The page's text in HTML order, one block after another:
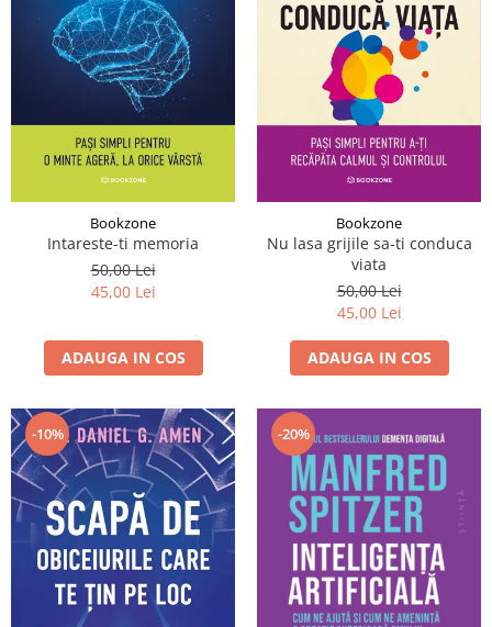
Bookzone
Intareste-ti memoria
50,00 Lei
45,00 Lei
ADAUGA IN COS
Bookzone
Nu lasa grijile sa-ti conduca
viata
50,00 Lei
45,00 Lei
ADAUGA IN COS
-10% -20%